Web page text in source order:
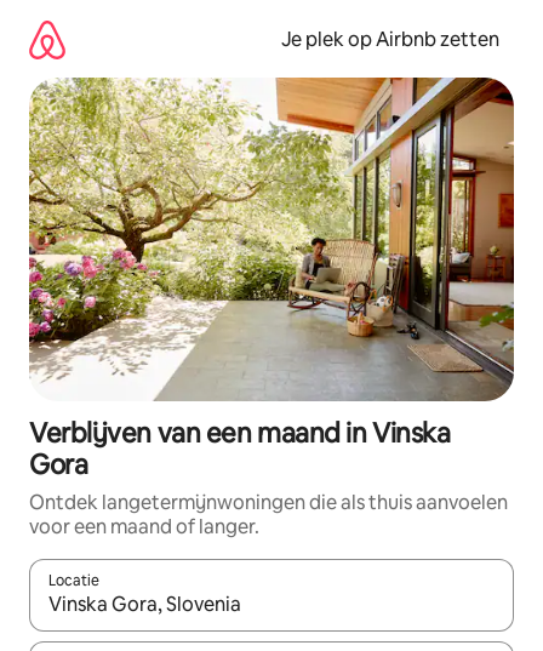
direct
naar
inhoud
Je plek op Airbnb zetten
Verblijven van een maand in Vinska
Gora
Ontdek langetermijnwoningen die als thuis aanvoelen
voor een maand of langer.
Locatie
Wanneer er resultaten beschikbaar zijn, maak je een keuze